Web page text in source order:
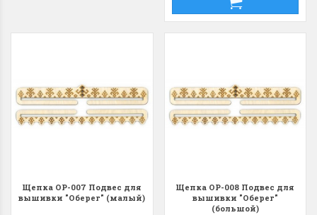
Щепка ОР-007 Подвес для
вышивки "Оберег" (малый)
Щепка ОР-008 Подвес для
вышивки "Оберег"
(большой)